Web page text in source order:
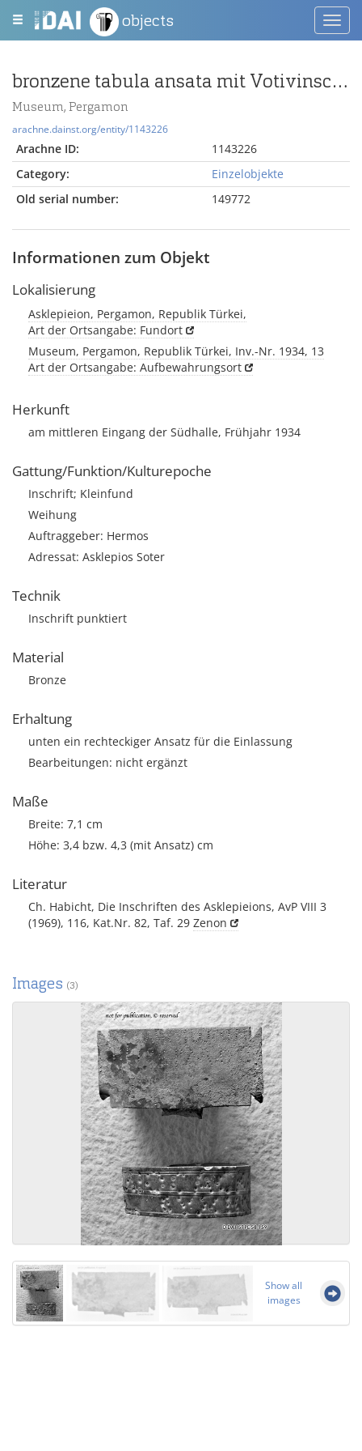
objects
bronzene tabula ansata mit Votivinschrift an Asklepios Soter
Museum, Pergamon
arachne.dainst.org/entity/1143226
Arachne ID:
1143226
Category:
Einzelobjekte
Old serial number:
149772
Informationen zum Objekt
Lokalisierung
Asklepieion, Pergamon, Republik Türkei,
Art der Ortsangabe: Fundort
Museum, Pergamon, Republik Türkei, Inv.-Nr. 1934, 13
Art der Ortsangabe: Aufbewahrungsort
Herkunft
am mittleren Eingang der Südhalle, Frühjahr 1934
Gattung/Funktion/Kulturepoche
Inschrift; Kleinfund
Weihung
Auftraggeber: Hermos
Adressat: Asklepios Soter
Technik
Inschrift punktiert
Material
Bronze
Erhaltung
unten ein rechteckiger Ansatz für die Einlassung
Bearbeitungen: nicht ergänzt
Maße
Breite: 7,1 cm
Höhe: 3,4 bzw. 4,3 (mit Ansatz) cm
Literatur
Ch. Habicht, Die Inschriften des Asklepieions, AvP VIII 3
(1969), 116, Kat.Nr. 82, Taf. 29 Zenon
Images (3)
Show all
images